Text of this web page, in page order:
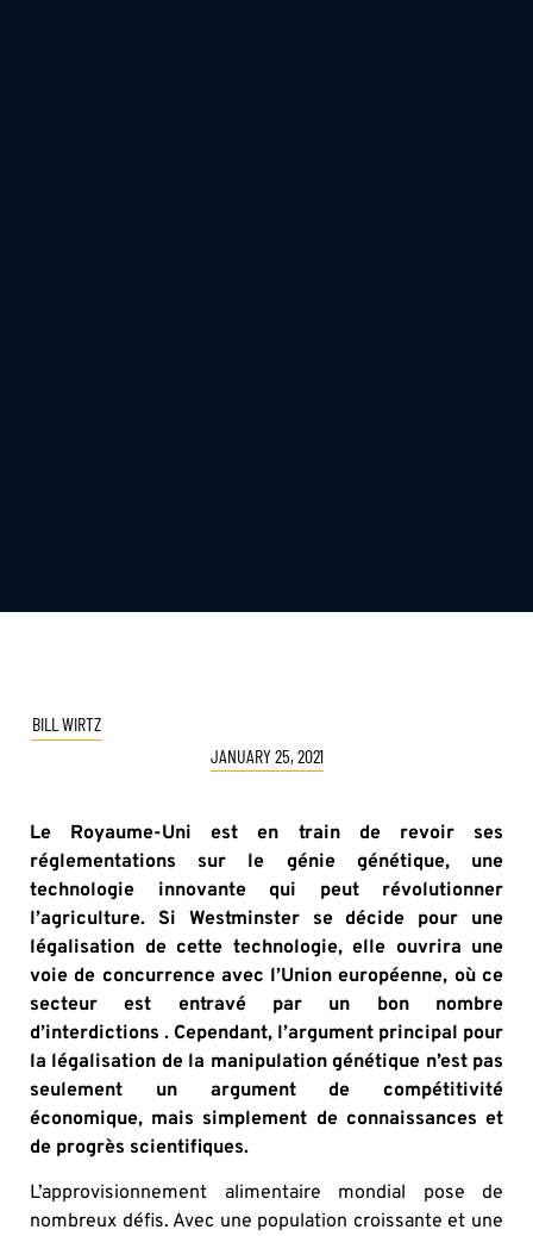
BILL WIRTZ
JANUARY 25, 2021
Le Royaume-Uni est en train de revoir ses
réglementations sur le génie génétique, une
technologie innovante qui peut révolutionner
l’agriculture. Si Westminster se décide pour une
légalisation de cette technologie, elle ouvrira une
voie de concurrence avec l’Union européenne, où ce
secteur est entravé par un bon nombre
d’interdictions . Cependant, l’argument principal pour
la légalisation de la manipulation génétique n’est pas
seulement un argument de compétitivité
économique, mais simplement de connaissances et
de progrès scientifiques.
L’approvisionnement alimentaire mondial pose de
nombreux défis. Avec une population croissante et une